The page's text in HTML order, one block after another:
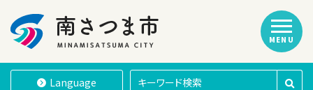
南さつま市
Language
MENU